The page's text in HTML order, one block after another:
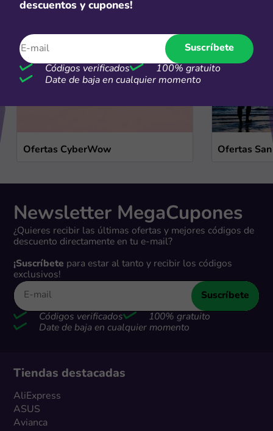
Ofertas CyberWow Ofertas
Newsletter MegaCupones
¿Quieres recibir las últimas ofertas y mejores códigos de
descuento directamente en tu e-mail?
¡Suscríbete para estar al tanto y recibir los códigos
exclusivos!
Suscríbete
Códigos verificados
100% gratuito
Date de baja en cualquier momento
Tiendas destacadas
AliExpress
ASUS
Avianca
descuentos y cupones!
Suscríbete
Códigos verificados
100% gratuito
Date de baja en cualquier momento